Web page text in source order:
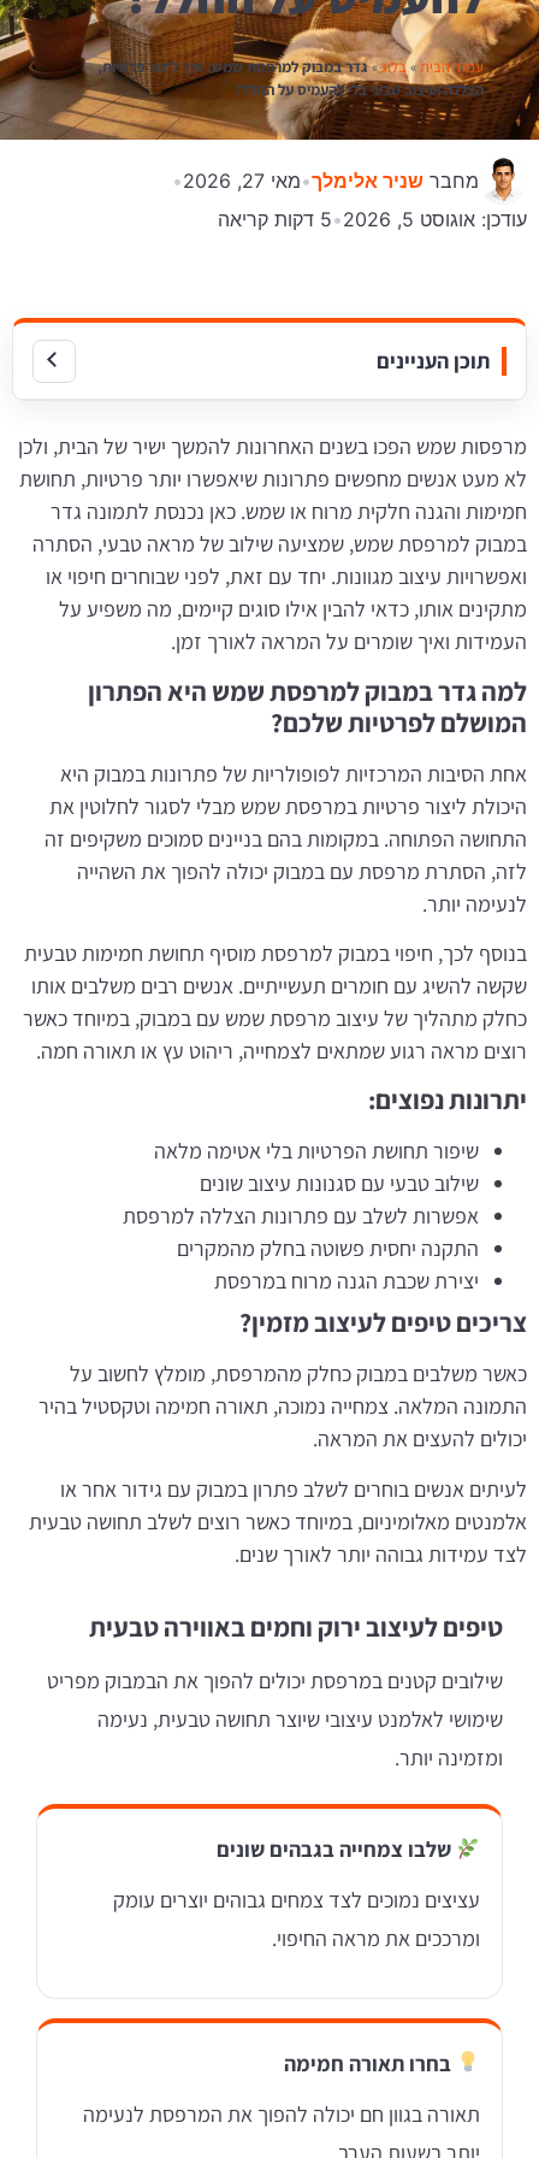
עמוד הבית»בלוג»גדר במבוק למרפסת שמש: איך ליצור פרטיות,
הצללה ועיצוב טבעי בלי להעמיס על החלל?
מחבר שניר אלימלך•מאי 27, 2026
•
עודכן: אוגוסט 5, 2026 •5 דקות קריאה
תוכן העניינים
מרפסות שמש הפכו בשנים האחרונות להמשך ישיר של הבית, ולכן
לא מעט אנשים מחפשים פתרונות שיאפשרו יותר פרטיות, תחושת
חמימות והגנה חלקית מרוח או שמש. כאן נכנסת לתמונה גדר
במבוק למרפסת שמש, שמציעה שילוב של מראה טבעי, הסתרה
ואפשרויות עיצוב מגוונות. יחד עם זאת, לפני שבוחרים חיפוי או
מתקינים אותו, כדאי להבין אילו סוגים קיימים, מה משפיע על
העמידות ואיך שומרים על המראה לאורך זמן.
למה גדר במבוק למרפסת שמש היא הפתרון
המושלם לפרטיות שלכם?
אחת הסיבות המרכזיות לפופולריות של פתרונות במבוק היא
היכולת ליצור פרטיות במרפסת שמש מבלי לסגור לחלוטין את
התחושה הפתוחה. במקומות בהם בניינים סמוכים משקיפים זה
לזה, הסתרת מרפסת עם במבוק יכולה להפוך את השהייה
לנעימה יותר.
בנוסף לכך, חיפוי במבוק למרפסת מוסיף תחושת חמימות טבעית
שקשה להשיג עם חומרים תעשייתיים. אנשים רבים משלבים אותו
כחלק מתהליך של עיצוב מרפסת שמש עם במבוק, במיוחד כאשר
רוצים מראה רגוע שמתאים לצמחייה, ריהוט עץ או תאורה חמה.
יתרונות נפוצים:
שיפור תחושת הפרטיות בלי אטימה מלאה
שילוב טבעי עם סגנונות עיצוב שונים
אפשרות לשלב עם פתרונות הצללה למרפסת
התקנה יחסית פשוטה בחלק מהמקרים
יצירת שכבת הגנה מרוח במרפסת
צריכים טיפים לעיצוב מזמין?
כאשר משלבים במבוק כחלק מהמרפסת, מומלץ לחשוב על
התמונה המלאה. צמחייה נמוכה, תאורה חמימה וטקסטיל בהיר
יכולים להעצים את המראה.
לעיתים אנשים בוחרים לשלב פתרון במבוק עם גידור אחר או
אלמנטים מאלומיניום, במיוחד כאשר רוצים לשלב תחושה טבעית
לצד עמידות גבוהה יותר לאורך שנים.
טיפים לעיצוב ירוק וחמים באווירה טבעית
שילובים קטנים במרפסת יכולים להפוך את הבמבוק מפריט
שימושי לאלמנט עיצובי שיוצר תחושה טבעית, נעימה
ומזמינה יותר.
שלבו צמחייה בגבהים שונים
עציצים נמוכים לצד צמחים גבוהים יוצרים עומק
ומרככים את מראה החיפוי.
בחרו תאורה חמימה
תאורה בגוון חם יכולה להפוך את המרפסת לנעימה
יותר בשעות הערב.